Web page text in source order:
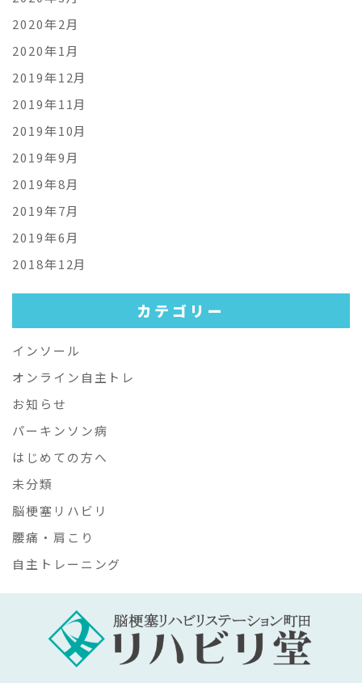
2020年2月
2020年1月
2019年12月
2019年11月
2019年10月
2019年9月
2019年8月
2019年7月
2019年6月
2018年12月
カテゴリー
インソール
オンライン自主トレ
お知らせ
パーキンソン病
はじめての方へ
未分類
脳梗塞リハビリ
腰痛・肩こり
自主トレーニング